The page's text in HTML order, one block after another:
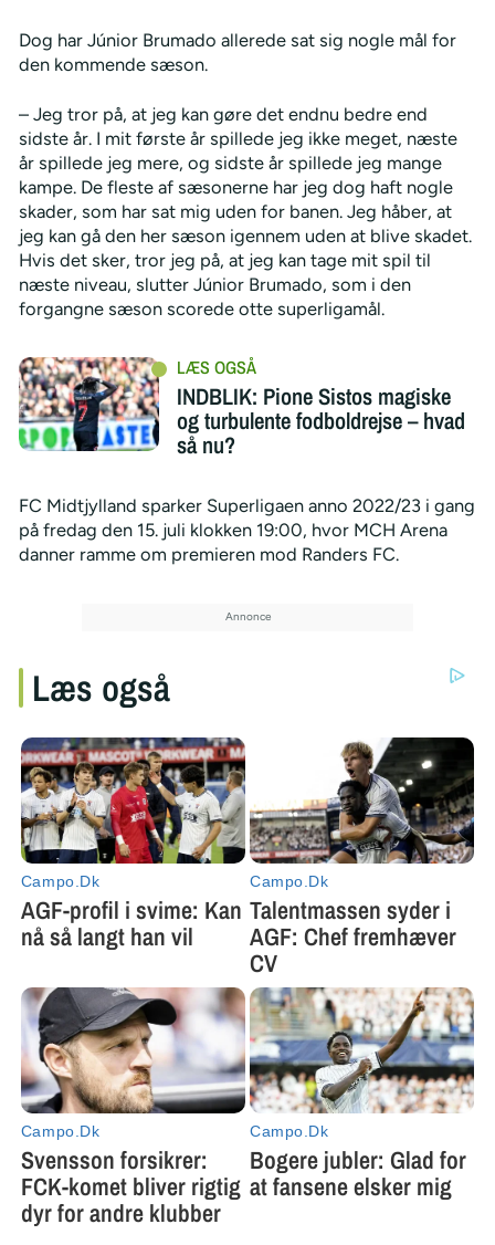
Dog har Júnior Brumado allerede sat sig nogle mål for
den kommende sæson.
– Jeg tror på, at jeg kan gøre det endnu bedre end
sidste år. I mit første år spillede jeg ikke meget, næste
år spillede jeg mere, og sidste år spillede jeg mange
kampe. De fleste af sæsonerne har jeg dog haft nogle
skader, som har sat mig uden for banen. Jeg håber, at
jeg kan gå den her sæson igennem uden at blive skadet.
Hvis det sker, tror jeg på, at jeg kan tage mit spil til
næste niveau, slutter Júnior Brumado, som i den
forgangne sæson scorede otte superligamål.
INDBLIK: Pione Sistos magiske
og turbulente fodboldrejse – hvad
så nu?
FC Midtjylland sparker Superligaen anno 2022/23 i gang
på fredag den 15. juli klokken 19:00, hvor MCH Arena
danner ramme om premieren mod Randers FC.